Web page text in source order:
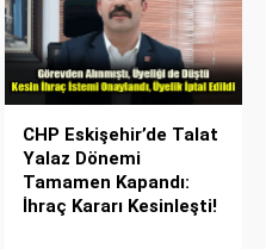
CHP Eskişehir’de Talat
Yalaz Dönemi
Tamamen Kapandı:
İhraç Kararı Kesinleşti!